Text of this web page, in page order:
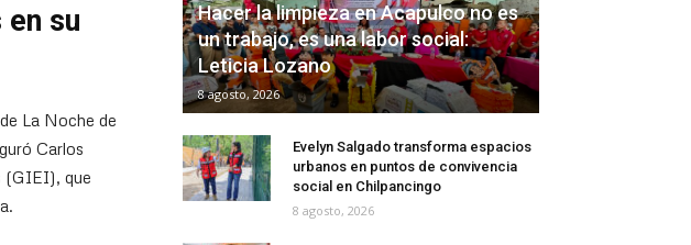
su
La Noche de
Carlos
(GIEI), que
Hacer la limpieza en Acapulco no es
un trabajo, es una labor social:
Leticia Lozano
8 agosto, 2026
Evelyn Salgado transforma espacios
urbanos en puntos de convivencia
social en Chilpancingo
8 agosto, 2026